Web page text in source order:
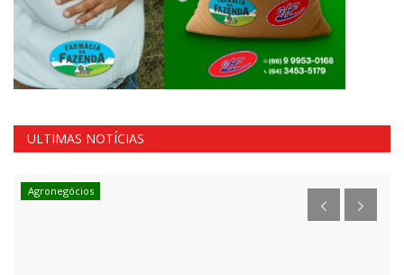
ULTIMAS NOTÍCIAS
Agronegócios